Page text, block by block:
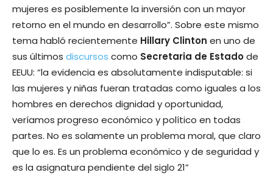
mujeres es posiblemente la inversión con un mayor
retorno en el mundo en desarrollo”. Sobre este mismo
tema habló recientemente Hillary Clinton en uno de
sus últimos discursos como Secretaria de Estadode
EEUU: “la evidencia es absolutamente indisputable: si
las mujeres y niñas fueran tratadas como iguales a los
hombres en derechos dignidad y oportunidad,
veríamos progreso económico y político en todas
partes. No es solamente un problema moral, que claro
que lo es. Es un problema económico y de seguridad y
es la asignatura pendiente del siglo 21”